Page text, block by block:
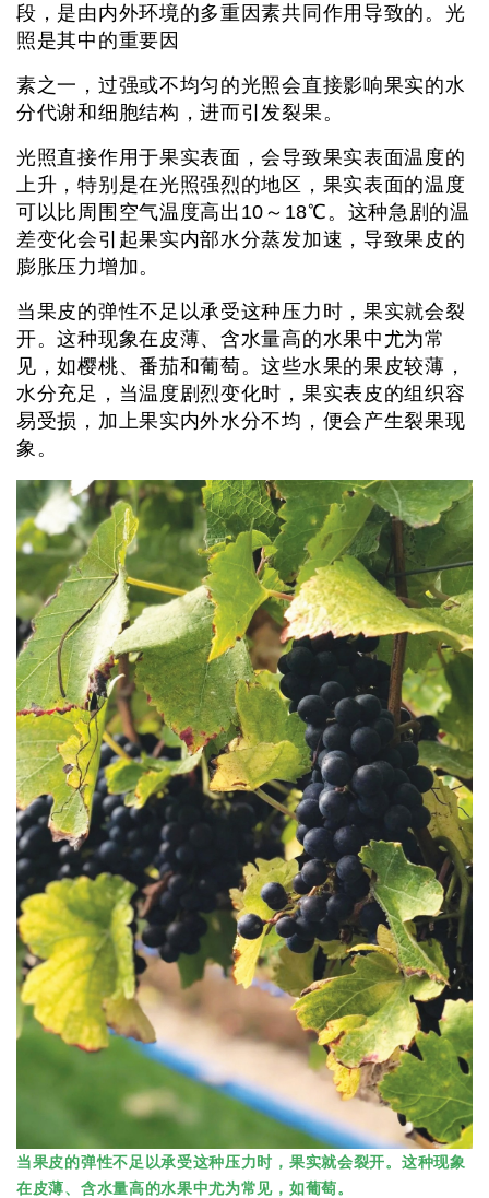
段，是由内外环境的多重因素共同作用导致的。光
照是其中的重要因
素之一，过强或不均匀的光照会直接影响果实的水
分代谢和细胞结构，进而引发裂果。
光照直接作用于果实表面，会导致果实表面温度的
上升，特别是在光照强烈的地区，果实表面的温度
可以比周围空气温度高出10～18℃。这种急剧的温
差变化会引起果实内部水分蒸发加速，导致果皮的
膨胀压力增加。
当果皮的弹性不足以承受这种压力时，果实就会裂
开。这种现象在皮薄、含水量高的水果中尤为常
见，如樱桃、番茄和葡萄。这些水果的果皮较薄，
水分充足，当温度剧烈变化时，果实表皮的组织容
易受损，加上果实内外水分不均，便会产生裂果现
象。
当果皮的弹性不足以承受这种压力时，果实就会裂开。这种现象
在皮薄、含水量高的水果中尤为常见，如葡萄。